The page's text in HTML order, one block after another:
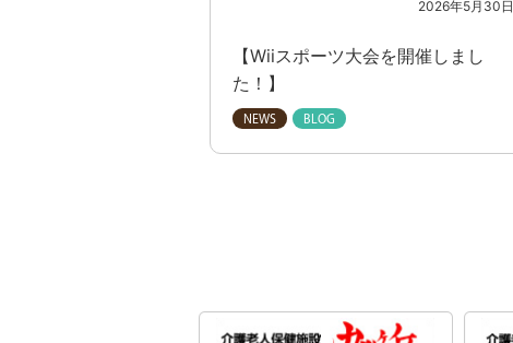
2026年5月30日
【Wiiスポーツ大会を開催しまし
た！】